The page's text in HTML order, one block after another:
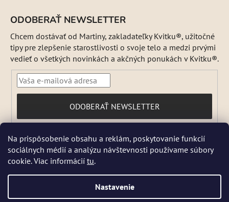
Na prispôsobenie obsahu a reklám, poskytovanie funkcií
sociálnych médií a analýzu návštevnosti používame súbory
cookie. Viac informácií tu.
Nastavenie
DŇA 5 a 6 AUGUSTA NEBUDEME ODOSIELAŤ ŽIADNE ZÁSIELKY. ☀️
Letná prevádzka: Počas horúcich dní chránime kvalitu našich výrobkov,
Niektoré produkty sú počas leta dočasne nedostupné, pretože by sa
mohli pri preprave poškodiť. 📦 Prosíme, zásielku si vyzdvihnite čo
ODOBERAŤ NEWSLETTER
Chcem dostávať od Martiny, zakladateľky Kvitku®, užitočné
tipy pre zlepšenie starostlivosti o svoje telo a medzi prvými
vedieť o všetkých novinkách a akčných ponukách v Kvitku®.
PRIHLÁSIŤ
SA
ODOBERAŤ NEWSLETTER
podmienkami ochrany osobných údajov